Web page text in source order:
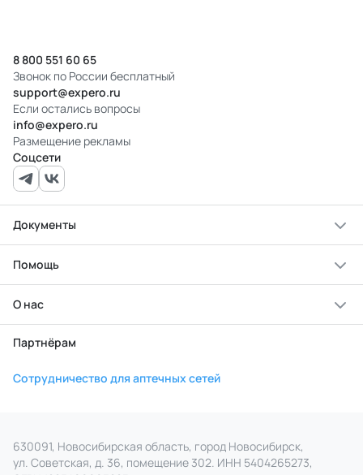
8 800 551 60 65
Звонок по России бесплатный
support@expero.ru
Если остались вопросы
info@expero.ru
Размещение рекламы
Соцсети
Документы
Помощь
О нас
Партнёрам
Сотрудничество для аптечных сетей
630091, Новосибирская область, город Новосибирск,
ул. Советская, д. 36, помещение 302. ИНН 5404265273,